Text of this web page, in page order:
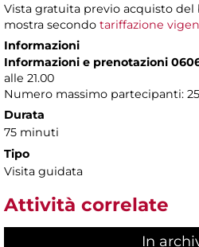
Vista gratuita previo acquisto
mostra secondo tariffazione
Informazioni
Informazioni e prenotazioni
alle 21.00
Numero massimo partecipanti: 25
Durata
75 minuti
Tipo
Visita guidata
Attività correlate
In